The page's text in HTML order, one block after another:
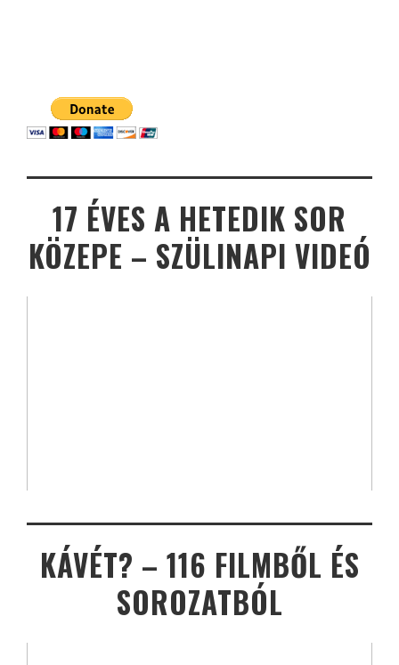
17 ÉVES A HETEDIK SOR
KÖZEPE – SZÜLINAPI VIDEÓ
KÁVÉT? – 116 FILMBŐL ÉS
SOROZATBÓL